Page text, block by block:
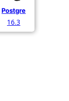
Postgre
16.3